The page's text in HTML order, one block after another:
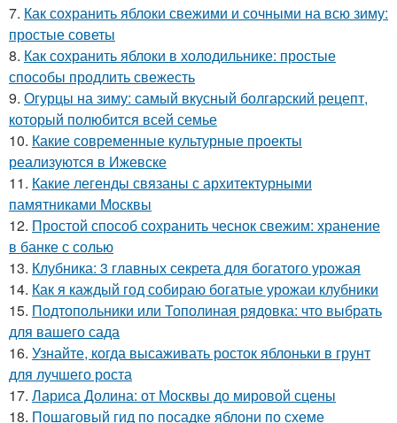
7. Как сохранить яблоки свежими и сочными на всю зиму:
простые советы
8. Как сохранить яблоки в холодильнике: простые
способы продлить свежесть
9. Огурцы на зиму: самый вкусный болгарский рецепт,
который полюбится всей семье
10. Какие современные культурные проекты
реализуются в Ижевске
11. Какие легенды связаны с архитектурными
памятниками Москвы
12. Простой способ сохранить чеснок свежим: хранение
в банке с солью
13. Клубника: 3 главных секрета для богатого урожая
14. Как я каждый год собираю богатые урожаи клубники
15. Подтопольники или Тополиная рядовка: что выбрать
для вашего сада
16. Узнайте, когда высаживать росток яблоньки в грунт
для лучшего роста
17. Лариса Долина: от Москвы до мировой сцены
18. Пошаговый гид по посадке яблони по схеме